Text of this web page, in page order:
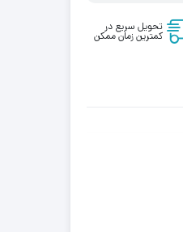
تحویل سریع در
کمترین زمان ممکن